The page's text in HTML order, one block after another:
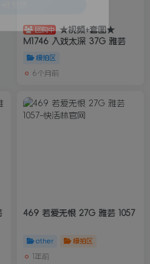
团购中
★视频+套图★
M1746 入戏太深 37G 雅芸
模拍区
6个月前
469 若爱无恨 27G 雅芸 1057
other 模拍区
1年前